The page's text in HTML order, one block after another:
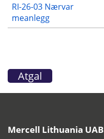
RI-26-03 Nærvar
meanlegg
Atgal
Mercell Lithuania UAB